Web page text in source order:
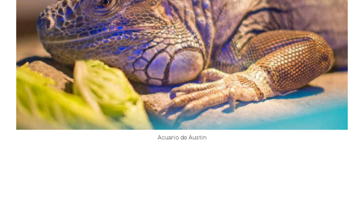
Acuario de Austin